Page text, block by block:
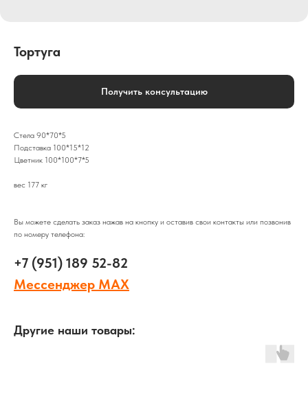
Тортуга
Получить консультацию
Стела 90*70*5
Подставка 100*15*12
Цветник 100*100*7*5
вес 177 кг
Вы можете сделать заказ нажав на кнопку и оставив свои контакты или позвонив
по номеру телефона:
+7 (951) 189 52-82
Мессенджер MAX
Другие наши товары: